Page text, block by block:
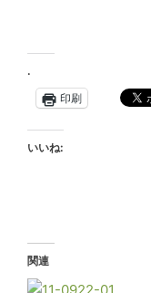
.
印刷
いいね:
関連